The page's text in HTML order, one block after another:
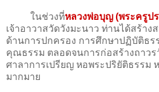
ในช่วงที่หลวงพ่อบุญ (พระครูป
เจ้าอาวาสวัดวังมะนาว ท่านได้สร้าง
ด้านการปกครอง การศึกษาปฏิบัติธร
คุณธรรม ตลอดจนการก่อสร้างถาวร
ศาลาการเปรียญ หอพระปริยัติธรรม
มากมาย